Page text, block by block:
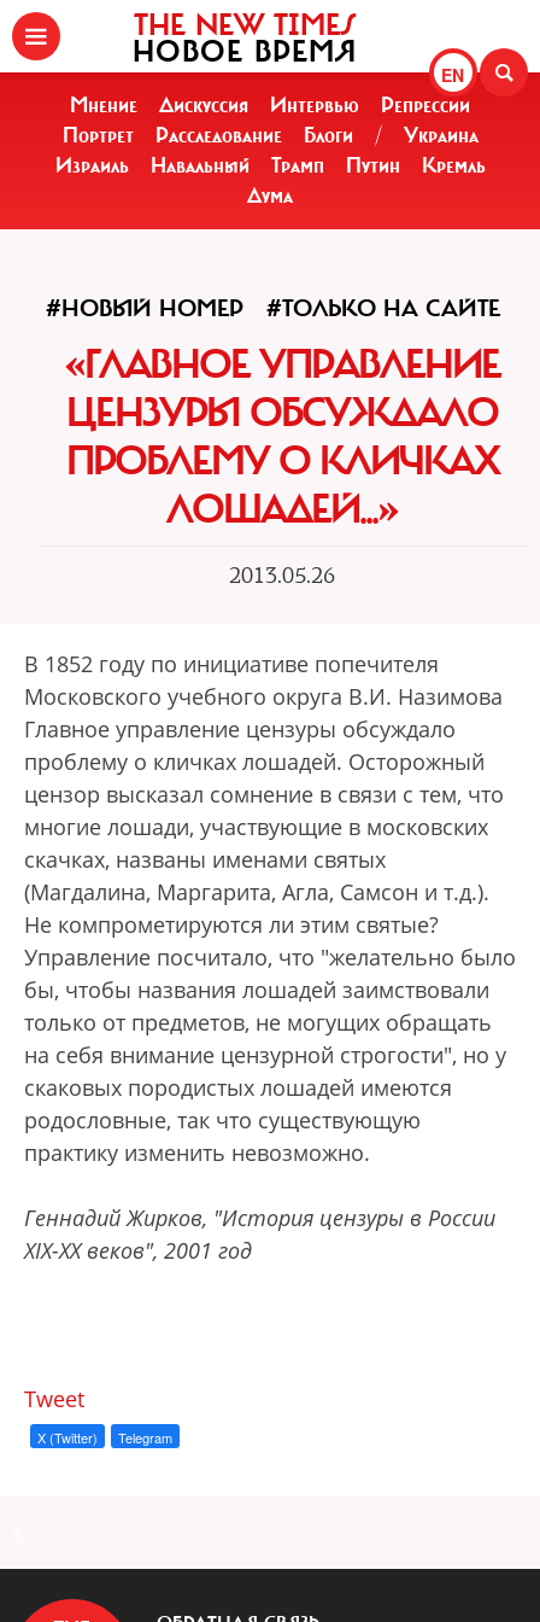
EN
THE NEW TIMES
НОВОЕ ВРЕМЯ
Мнение Дискуссия Интервью
Репрессии
Портрет
Расследование Блоги /
Украина
Израиль
Навальный Трамп Путин
Кремль
Дума
#НОВЫЙ НОМЕР #ТОЛЬКО НА САЙТЕ
«ГЛАВНОЕ УПРАВЛЕНИЕ
ЦЕНЗУРЫ ОБСУЖДАЛО
ПРОБЛЕМУ О КЛИЧКАХ
ЛОШАДЕЙ...»
2013.05.26
В 1852 году по инициативе попечителя
Московского учебного округа В.И. Назимова
Главное управление цензуры обсуждало
проблему о кличках лошадей. Осторожный
цензор высказал сомнение в связи с тем, что
многие лошади, участвующие в московских
скачках, названы именами святых
(Магдалина, Маргарита, Агла, Самсон и т.д.).
Не компрометируются ли этим святые?
Управление посчитало, что "желательно было
бы, чтобы названия лошадей заимствовали
только от предметов, не могущих обращать
на себя внимание цензурной строгости", но у
скаковых породистых лошадей имеются
родословные, так что существующую
практику изменить невозможно.
Геннадий Жирков, "История цензуры в России
XIX-XX веков", 2001 год
Tweet
X (Twitter) Telegram